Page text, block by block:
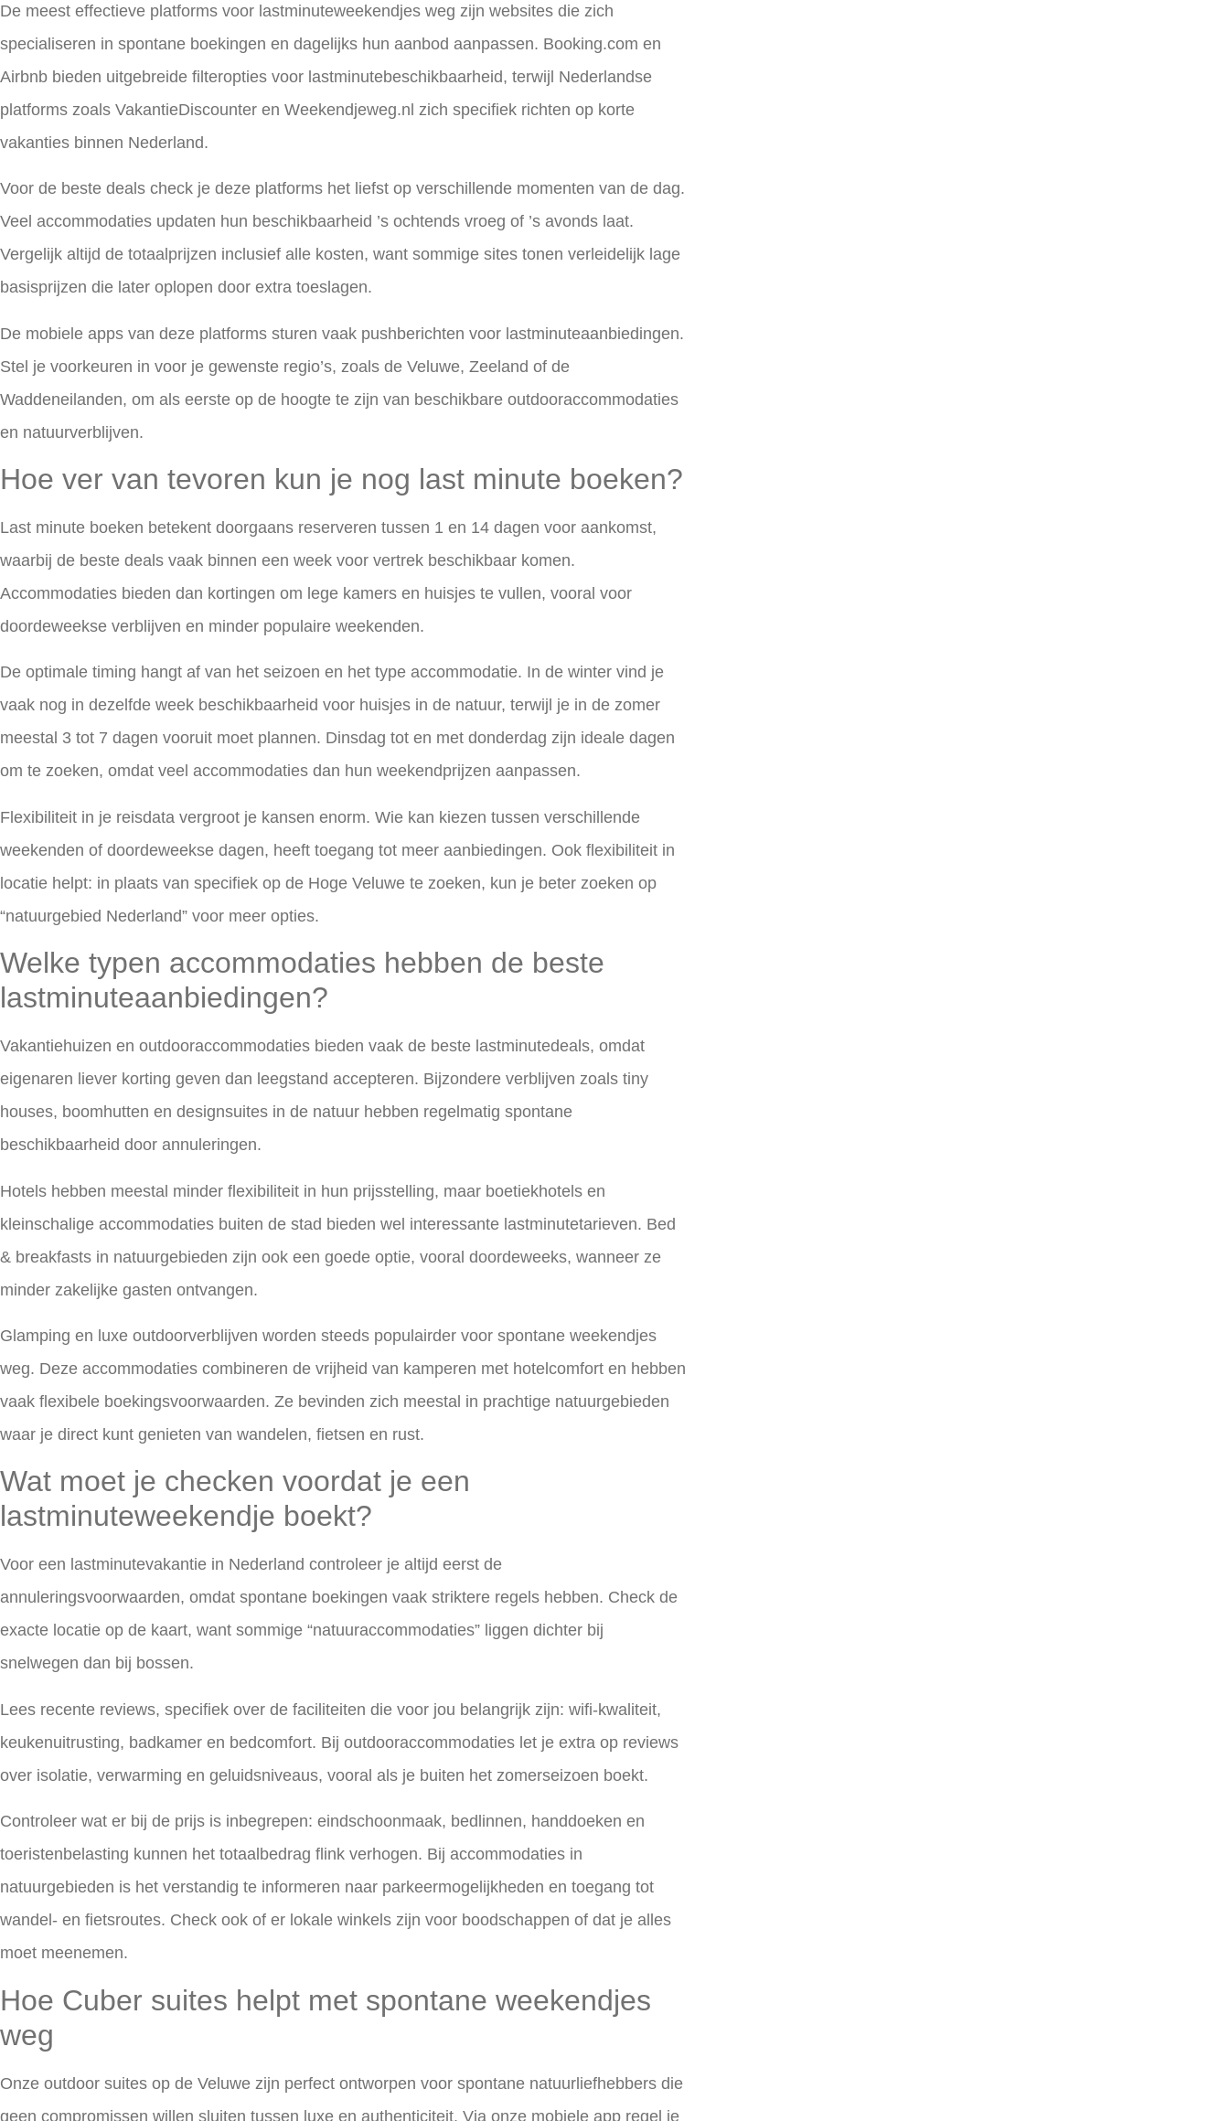
De meest effectieve platforms voor lastminuteweekendjes weg zijn websites die zich
specialiseren in spontane boekingen en dagelijks hun aanbod aanpassen. Booking.com en
Airbnb bieden uitgebreide filteropties voor lastminutebeschikbaarheid, terwijl Nederlandse
platforms zoals VakantieDiscounter en Weekendjeweg.nl zich specifiek richten op korte
vakanties binnen Nederland.
Voor de beste deals check je deze platforms het liefst op verschillende momenten van de dag.
Veel accommodaties updaten hun beschikbaarheid ’s ochtends vroeg of ’s avonds laat.
Vergelijk altijd de totaalprijzen inclusief alle kosten, want sommige sites tonen verleidelijk lage
basisprijzen die later oplopen door extra toeslagen.
De mobiele apps van deze platforms sturen vaak pushberichten voor lastminuteaanbiedingen.
Stel je voorkeuren in voor je gewenste regio’s, zoals de Veluwe, Zeeland of de
Waddeneilanden, om als eerste op de hoogte te zijn van beschikbare outdooraccommodaties
en natuurverblijven.
Hoe ver van tevoren kun je nog last minute boeken?
Last minute boeken betekent doorgaans reserveren tussen 1 en 14 dagen voor aankomst,
waarbij de beste deals vaak binnen een week voor vertrek beschikbaar komen.
Accommodaties bieden dan kortingen om lege kamers en huisjes te vullen, vooral voor
doordeweekse verblijven en minder populaire weekenden.
De optimale timing hangt af van het seizoen en het type accommodatie. In de winter vind je
vaak nog in dezelfde week beschikbaarheid voor huisjes in de natuur, terwijl je in de zomer
meestal 3 tot 7 dagen vooruit moet plannen. Dinsdag tot en met donderdag zijn ideale dagen
om te zoeken, omdat veel accommodaties dan hun weekendprijzen aanpassen.
Flexibiliteit in je reisdata vergroot je kansen enorm. Wie kan kiezen tussen verschillende
weekenden of doordeweekse dagen, heeft toegang tot meer aanbiedingen. Ook flexibiliteit in
locatie helpt: in plaats van specifiek op de Hoge Veluwe te zoeken, kun je beter zoeken op
“natuurgebied Nederland” voor meer opties.
Welke typen accommodaties hebben de beste
lastminuteaanbiedingen?
Vakantiehuizen en outdooraccommodaties bieden vaak de beste lastminutedeals, omdat
eigenaren liever korting geven dan leegstand accepteren. Bijzondere verblijven zoals tiny
houses, boomhutten en designsuites in de natuur hebben regelmatig spontane
beschikbaarheid door annuleringen.
Hotels hebben meestal minder flexibiliteit in hun prijsstelling, maar boetiekhotels en
kleinschalige accommodaties buiten de stad bieden wel interessante lastminutetarieven. Bed
& breakfasts in natuurgebieden zijn ook een goede optie, vooral doordeweeks, wanneer ze
minder zakelijke gasten ontvangen.
Glamping en luxe outdoorverblijven worden steeds populairder voor spontane weekendjes
weg. Deze accommodaties combineren de vrijheid van kamperen met hotelcomfort en hebben
vaak flexibele boekingsvoorwaarden. Ze bevinden zich meestal in prachtige natuurgebieden
waar je direct kunt genieten van wandelen, fietsen en rust.
Wat moet je checken voordat je een
lastminuteweekendje boekt?
Voor een lastminutevakantie in Nederland controleer je altijd eerst de
annuleringsvoorwaarden, omdat spontane boekingen vaak striktere regels hebben. Check de
exacte locatie op de kaart, want sommige “natuuraccommodaties” liggen dichter bij
snelwegen dan bij bossen.
Lees recente reviews, specifiek over de faciliteiten die voor jou belangrijk zijn: wifi-kwaliteit,
keukenuitrusting, badkamer en bedcomfort. Bij outdooraccommodaties let je extra op reviews
over isolatie, verwarming en geluidsniveaus, vooral als je buiten het zomerseizoen boekt.
Controleer wat er bij de prijs is inbegrepen: eindschoonmaak, bedlinnen, handdoeken en
toeristenbelasting kunnen het totaalbedrag flink verhogen. Bij accommodaties in
natuurgebieden is het verstandig te informeren naar parkeermogelijkheden en toegang tot
wandel- en fietsroutes. Check ook of er lokale winkels zijn voor boodschappen of dat je alles
moet meenemen.
Hoe Cuber suites helpt met spontane weekendjes
weg
Onze outdoor suites op de Veluwe zijn perfect ontworpen voor spontane natuurliefhebbers die
geen compromissen willen sluiten tussen luxe en authenticiteit. Via onze mobiele app regel je